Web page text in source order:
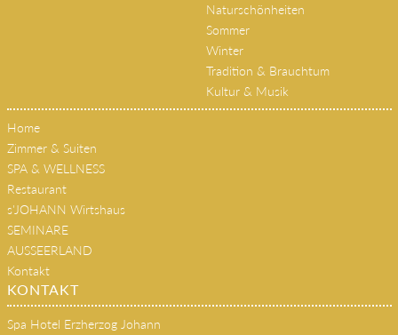
Bad Aussee
Naturschönheiten
Sommer
Winter
Tradition & Brauchtum
Home
Zimmer & Suiten
SPA & WELLNESS
Restaurant
s'JOHANN Wirtshaus
SEMINARE
AUSSEERLAND
Kontakt
KONTAKT